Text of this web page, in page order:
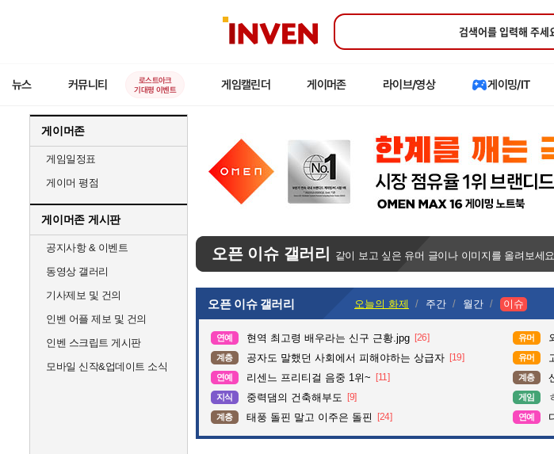
인
뉴스 커뮤니티
로스트아크
기대평 이벤트
게임캘린더 게이머존 라이브/영상 게이밍/IT
게이머존
게임일정표
게이머 평점
게이머존 게시판
공지사항 & 이벤트
동영상 갤러리
기사제보 및 건의
인벤 어플 제보 및 건의
인벤 스크립트 게시판
모바일 신작&업데이트 소식
오픈 이슈 갤러리 같이 보고 싶은 유머 글이나 이미지를 올려보세
오픈 이슈 갤러리 오늘의 화제 주간 월간 이슈
연예 현역 최고령 배우라는 신구 근황.jpg [26] 유머
계층 공자도 말했던 사회에서 피해야하는 상급자 [19] 유머
연예 리센느 프리티걸 음중 1위~ [11] 계층
지식 중력댐의 건축해부도 [9] 게임
계층 태풍 돌핀 말고 이주은 돌핀 [24] 연예